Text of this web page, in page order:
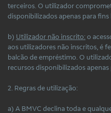
terceiros. O utilizador
disponibilizados apenas para fins
b) Utilizador não inscrito:o
aos utilizadores não inscritos, é
balcão de empréstimo. O
recursos disponibilizados apenas
2. Regras de utilização:
a) A BMVC declina toda e